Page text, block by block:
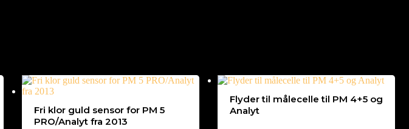
Fri klor guld sensor for PM 5
PRO/Analyt fra 2013
Flyder til målecelle til PM 4+5 og
Analyt